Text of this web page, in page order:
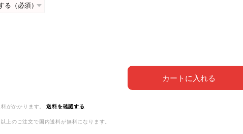
カートに入れる
がかかります。 送料を確認する
上のご注文で国内送料が無料になります。